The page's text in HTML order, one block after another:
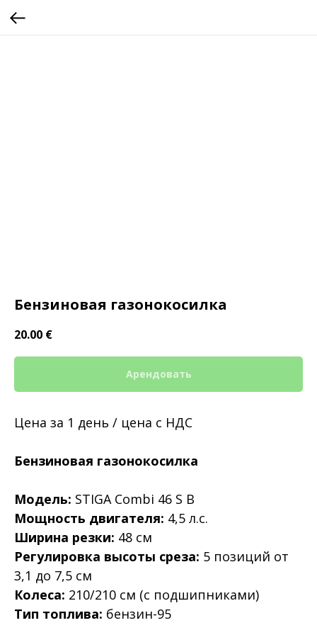
Бензиновая газонокосилка
20.00 €
Арендовать
Цена за 1 день / цена с НДС
Бензиновая газонокосилка
Модель: STIGA Combi 46 S B
Мощность двигателя: 4,5 л.с.
Ширина резки: 48 см
Регулировка высоты среза: 5 позиций от
3,1 до 7,5 см
Колеса: 210/210 см (с подшипниками)
Тип топлива: бензин-95